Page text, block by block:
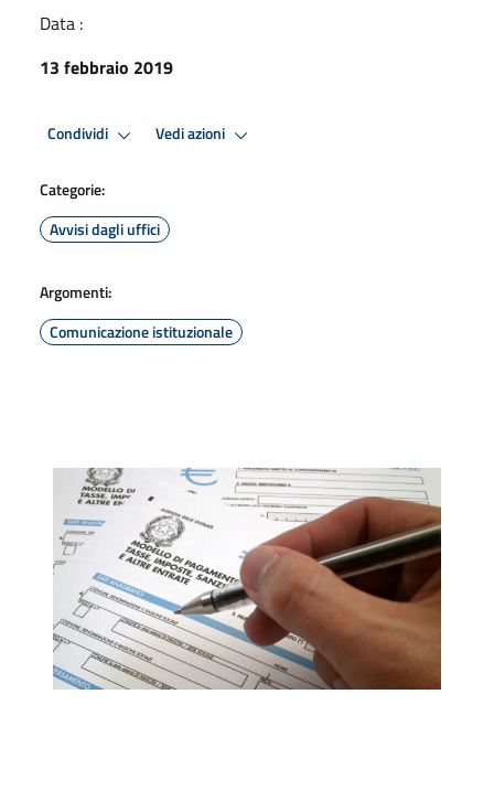
Data :
13 febbraio 2019
Condividi Vedi azioni
Categorie:
Avvisi dagli uffici
Argomenti:
Comunicazione istituzionale